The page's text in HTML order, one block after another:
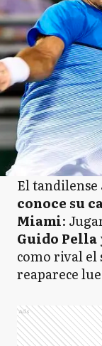
El tandilense
conoce su
Miami:
Guido Pella
como rival el
reaparece
Ads